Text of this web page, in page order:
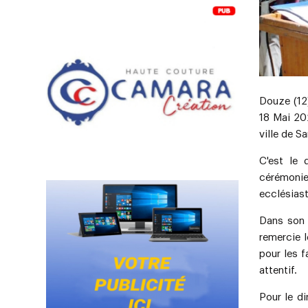
Douze
18 Mai
ville de
C'est le
Dans
remercie
pour les
attentif.
Pour le